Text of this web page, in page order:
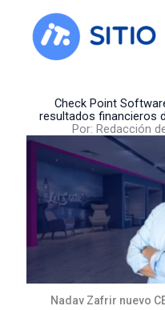
content
Check Point
resultados financieros
Por: Redacción
Nadav Zafrir nuevo